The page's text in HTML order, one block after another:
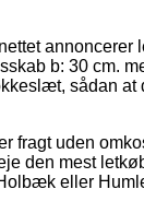
b: 30 cm.
sådan
fragt uden
den mest
eller